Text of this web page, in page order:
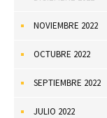
NOVIEMBRE 2022
OCTUBRE 2022
SEPTIEMBRE 2022
JULIO 2022